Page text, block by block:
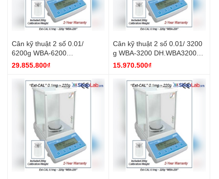
Cân kỹ thuật 2 số 0.01/
6200g WBA-6200
DH.WBA6200 DaiHan
29.855.800₫
Cân kỹ thuật 2 số 0.01/ 3200
g WBA-3200 DH.WBA3200
DaiHan
15.970.500₫